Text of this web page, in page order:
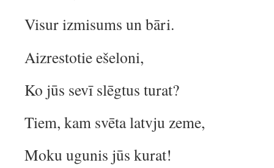
Visur izmisums un bāri.
Aizrestotie ešeloni,
Ko jūs sevī slēgtus turat?
Tiem, kam svēta latvju zeme,
Moku ugunis jūs kurat!